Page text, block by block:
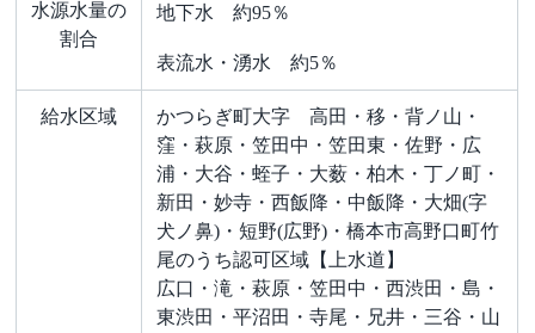
水源水量の
割合
地下水 約95％
表流水・湧水 約5％
給水区域
かつらぎ町大字 高田・移・背ノ山・
窪・萩原・笠田中・笠田東・佐野・広
浦・大谷・蛭子・大薮・柏木・丁ノ町・
新田・妙寺・西飯降・中飯降・大畑(字
犬ノ鼻)・短野(広野)・橋本市高野口町竹
尾のうち認可区域【上水道】
広口・滝・萩原・笠田中・西渋田・島・
東渋田・平沼田・寺尾・兄井・三谷・山